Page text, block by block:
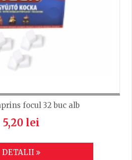
focul 32 buc alb
5,20 lei
DETALII